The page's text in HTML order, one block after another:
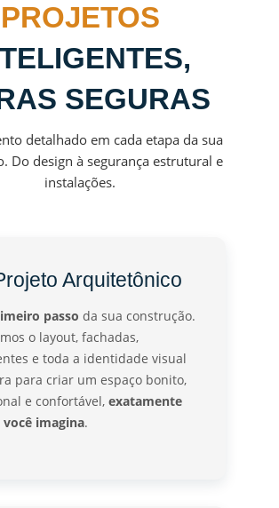
PROJETOS
SEGURAS
detalhado em cada etapa da sua
Do design à segurança estrutural e
instalações.
Arquitetônico
passo da sua construção.
o layout, fachadas,
e toda a identidade visual
para criar um espaço bonito,
e confortável, exatamente
imagina.